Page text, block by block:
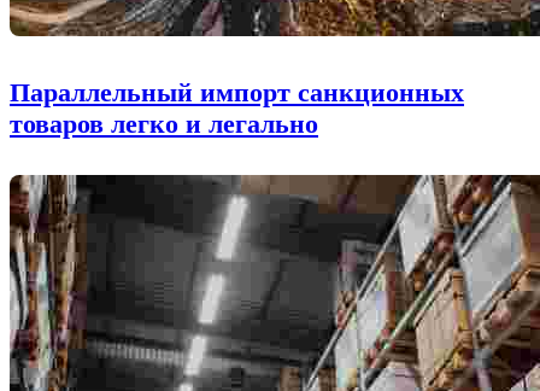
Параллельный импорт санкционных
товаров легко и легально